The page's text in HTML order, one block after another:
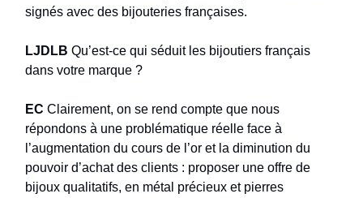
signés avec des bijouteries françaises.
LJDLB Qu’est-ce qui séduit les bijoutiers français
dans votre marque ?
EC Clairement, on se rend compte que nous
répondons à une problématique réelle face à
l’augmentation du cours de l’or et la diminution du
pouvoir d’achat des clients : proposer une offre de
bijoux qualitatifs, en métal précieux et pierres